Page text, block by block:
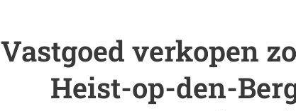
Vastgoed verkopen
Heist-op-den-